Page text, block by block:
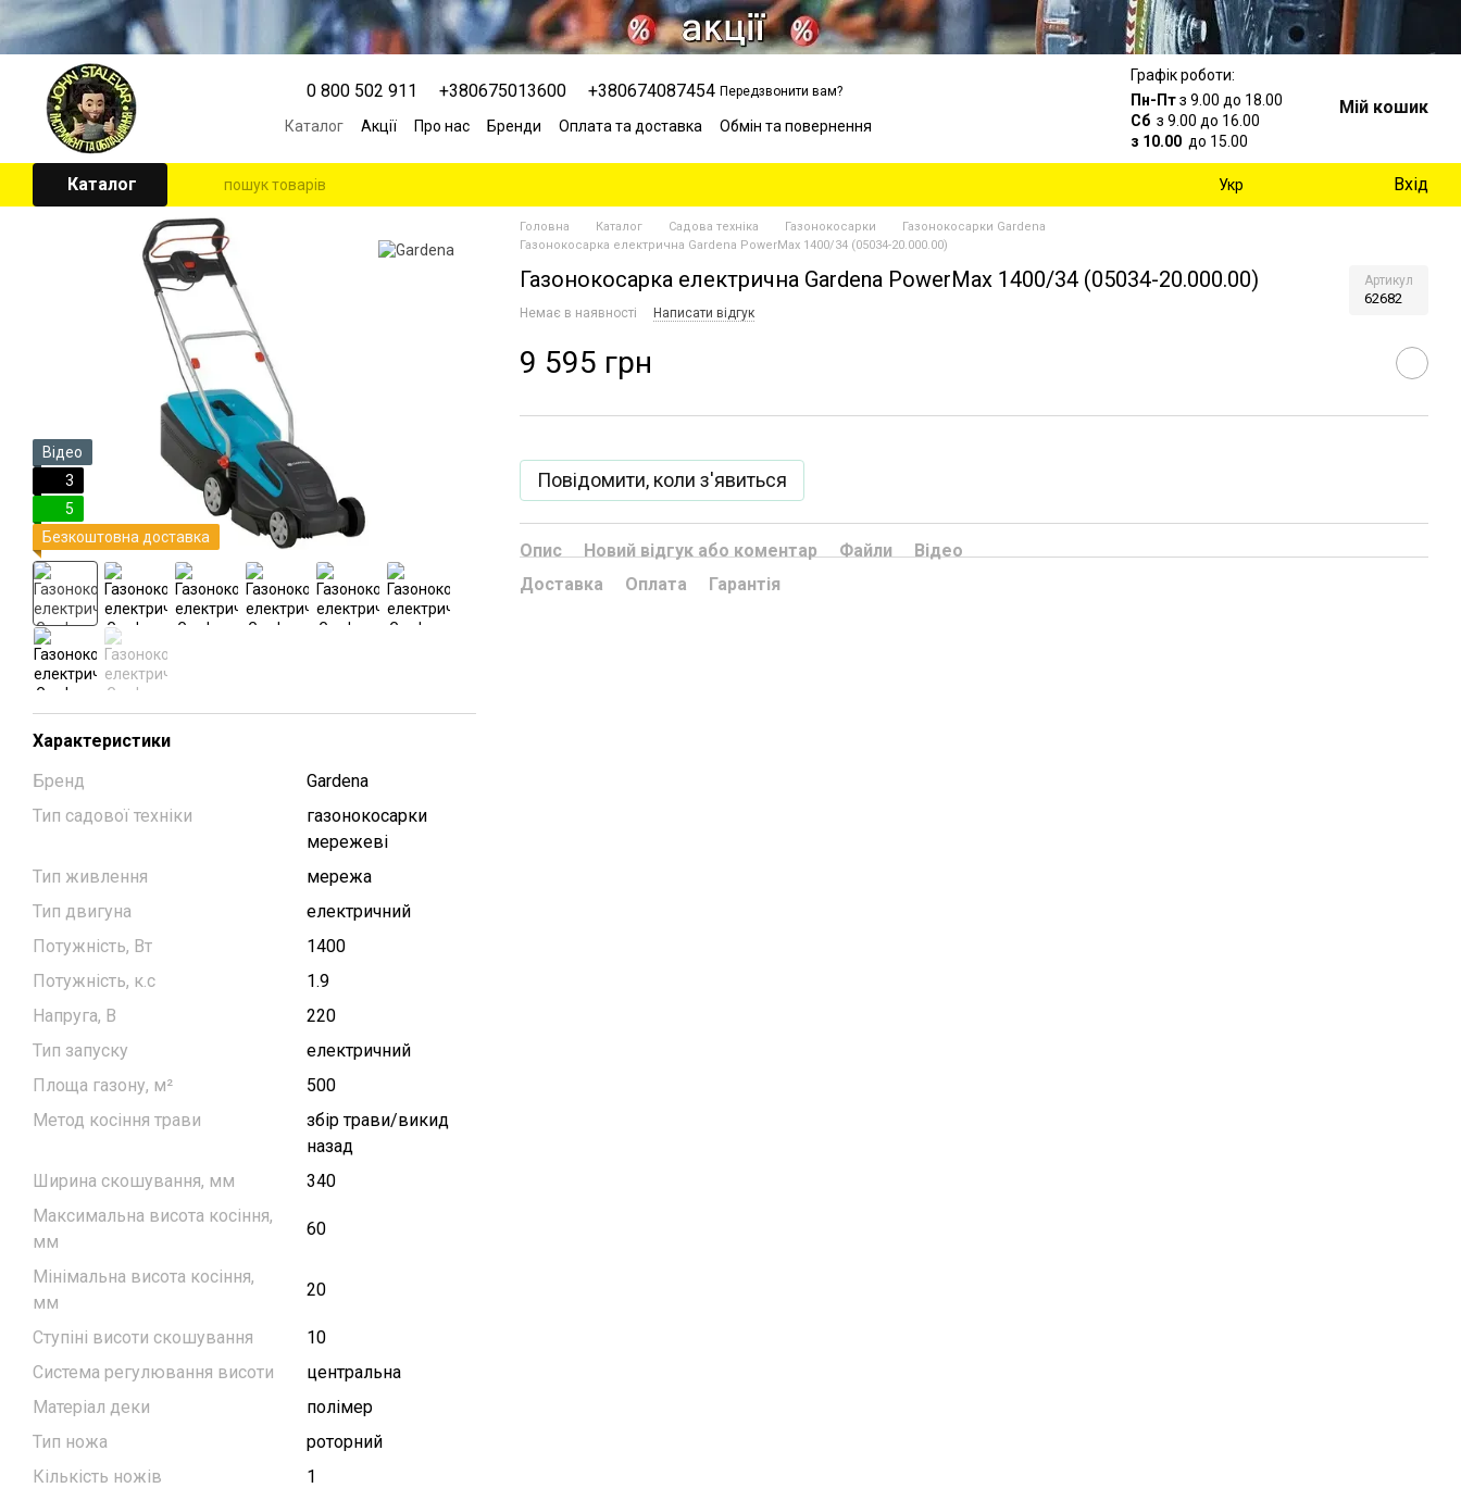
Перейти к основному контенту
0 800 502 911 +380675013600 +380674087454 Передзвонити вам?
Каталог Акції Про нас Бренди Оплата та доставка
Обмін та повернення
Графік роботи:
Пн-Птз 9.00 до 18.00
Сб з 9.00 до 16.00
з 10.00 до 15.00
Мій кошик
Каталог Укр Вхід
Відео
3
5
Безкоштовна доставка
Характеристики
Бренд
Gardena
Тип садової техніки
газонокосарки
мережеві
Тип живлення
мережа
Тип двигуна
електричний
Потужність, Вт
1400
Потужність, к.с
1.9
Напруга, В
220
Тип запуску
електричний
Площа газону, м²
500
Метод косіння трави
збір трави/викид
назад
Ширина скошування, мм
340
Максимальна висота косіння,
мм
60
Мінімальна висота косіння,
мм
20
Ступіні висоти скошування
10
Система регулювання висоти
центральна
Матеріал деки
полімер
Тип ножа
роторний
Кількість ножів
1
Головна Каталог Садова техніка Газонокосарки
Газонокосарки Gardena
Газонокосарка електрична Gardena PowerMax 1400/34 (05034-20.000.00)
Газонокосарка електрична Gardena PowerMax 1400/34 (05034-20.000.00) Артикул
62682
Немає в наявності Написати відгук
9 595 грн
Повідомити, коли з'явиться
Опис Новий відгук або коментар Файли
Відео
Доставка
Оплата Гарантія